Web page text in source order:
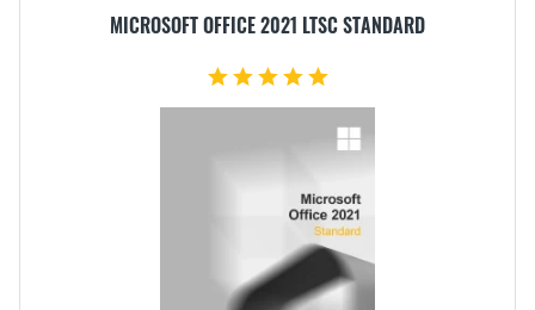
MICROSOFT OFFICE 2021 LTSC STANDARD